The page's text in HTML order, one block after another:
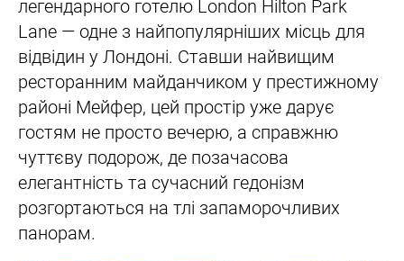
легендарного готелю London Hilton Park
Lane — одне з найпопулярніших місць для
відвідин у Лондоні. Ставши найвищим
ресторанним майданчиком у престижному
районі Мейфер, цей простір уже дарує
гостям не просто вечерю, а справжню
чуттєву подорож, де позачасова
елегантність та сучасний гедонізм
розгортаються на тлі запаморочливих
панорам.